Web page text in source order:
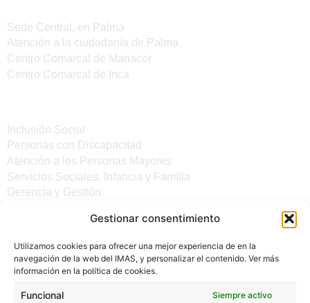
Gestionar consentimiento
Utilizamos cookies para ofrecer una mejor experiencia de en la
navegación de la web del IMAS, y personalizar el contenido. Ver más
información en la política de cookies.
Funcional Siempre activo
Sede Central, en Palma
Atención a la ciudadanía de Palma
Centro Comarcal de Manacor
Centro Comarcal de Inca
Inclusión Social
Personas con Discapacitad
Atención a les Personas Mayores
Servicios Sociales, Infancia y Familia
Gerencia y Gestión
Otros enlaces
Noticias
Sede electrónica del CiM
Protección de Datos